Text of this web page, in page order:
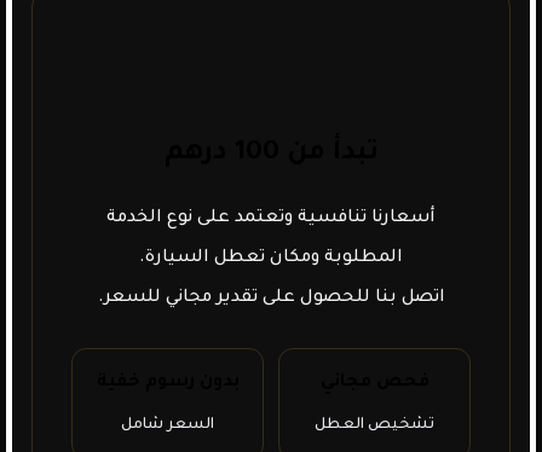
أسعارنا تنافسية وتعتمد على نوع الخدمة
المطلوبة ومكان تعطل السيارة.
اتصل بنا للحصول على تقدير مجاني للسعر.
تشخيص العطل السعر شامل